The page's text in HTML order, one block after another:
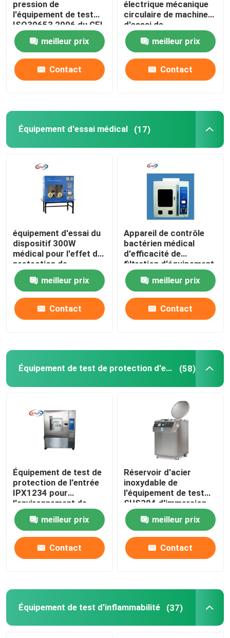
Produits
Visite d'usine
Contactez-nous
Demandez une citation
Équipement de test du CEI
Équipement d'essai médical
Équipement de test de protection d'entrée
pression de
l'équipement de test
ISO30653 2006 du CEI
de 10MPa IPX9
meilleur prix
Contact
électrique mécanique
circulaire de machine
d'essai de
commutateur de scie
meilleur prix
Contact
Équipement d'essai médical (17)
équipement d'essai du
dispositif 300W
médical pour l'effet de
protection de
particules
meilleur prix
Contact
Appareil de contrôle
bactérien médical
d'efficacité de
filtration d'équipement
d'essai de BFE
meilleur prix
Contact
Équipement de test de protection d'entrée (58)
Équipement de test de
protection de l'entrée
IPX1234 pour
l'environnement de
pluie
meilleur prix
Contact
Réservoir d'acier
inoxydable de
l'équipement de test
SUS304 d'immersion
de l'eau IPX8
meilleur prix
Contact
Équipement de test d'inflammabilité (37)